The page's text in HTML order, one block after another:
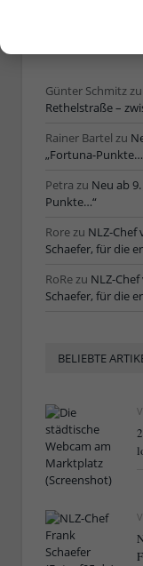
Günter Schmitzzu
Rethelstraße –
Rainer Bartel zu
„Fortuna-
Petra zu Neu ab
Punkte…“
Rorezu NLZ-Chef
Schaefer, für die
RoRezu NLZ-
Schaefer, für die
BELIEBTE